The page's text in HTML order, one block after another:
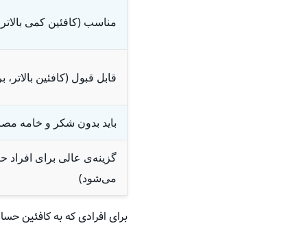
مناسب (کافئین کمی
قابل قبول (کافئین
باید بدون شکر و خامه
گزینه‌ی عالی برای افراد
می‌شود)
برای افرادی که به کافئین